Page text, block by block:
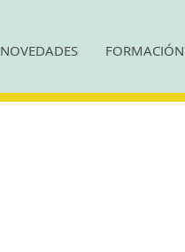
NOVEDADES FORMACIÓN